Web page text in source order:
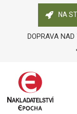
NA
DOPRAVA NAD